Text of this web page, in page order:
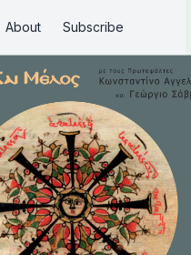
About Subscribe